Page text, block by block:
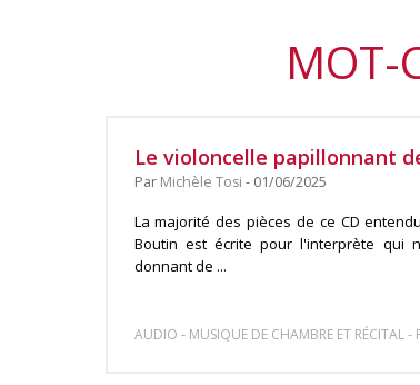
MOT-
Le violoncelle papillonnant
Par Michèle Tosi - 01/06/2025
La majorité des pièces de ce CD
Boutin est écrite pour l'interprète qui
donnant de ...
AUDIO - MUSIQUE DE CHAMBRE ET RÉCITAL-